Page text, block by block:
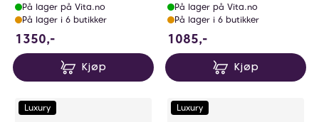
På lager på Vita.no
På lager i 6 butikker
1350,-
Kjøp
På lager på Vita.no
På lager i 6 butikker
1085,-
Kjøp
Luxury Luxury